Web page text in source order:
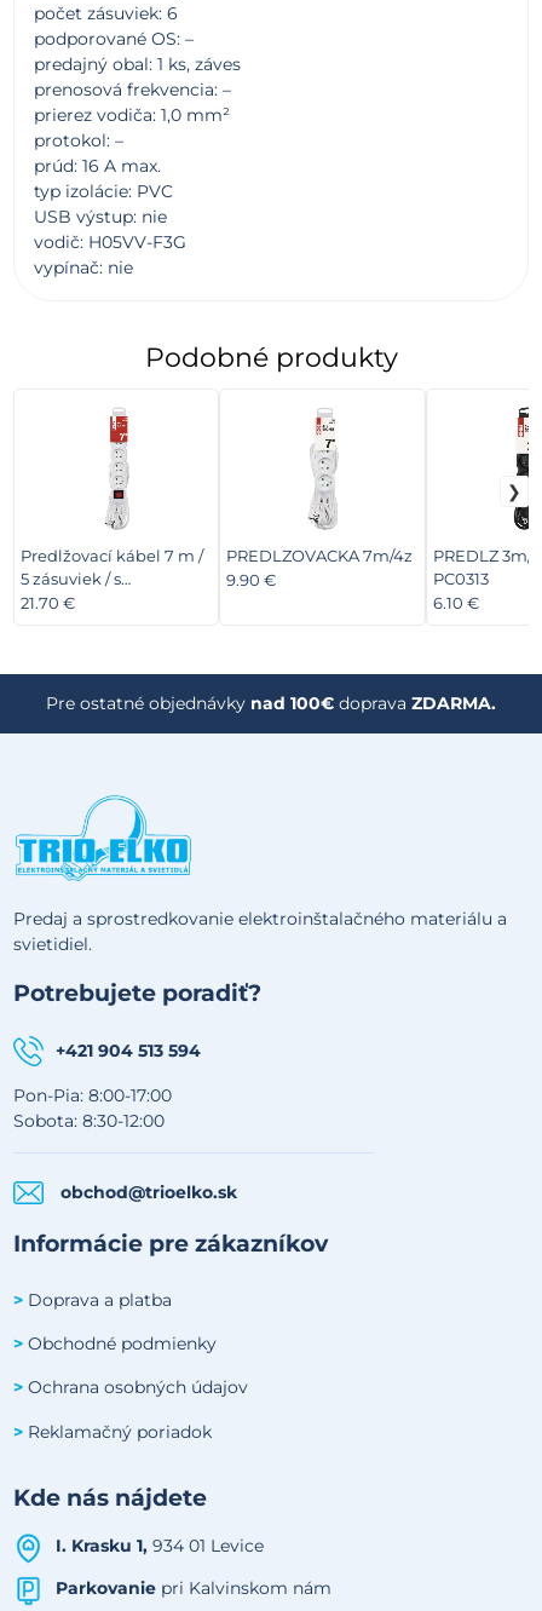
počet zásuviek: 6
podporované OS: –
predajný obal: 1 ks, záves
prenosová frekvencia: –
prierez vodiča: 1,0 mm²
protokol: –
prúd: 16 A max.
typ izolácie: PVC
USB výstup: nie
vodič: H05VV-F3G
vypínač: nie
Podobné produkty
Predlžovací kábel 7 m /
5 zásuviek / s
vypínačom / biely / PVC
21.70 €
PREDLZOVACKA 7m/4z
9.90 €
PREDLZ 3m/
PC0313
6.10 €
Pre ostatné objednávky nad 100€ doprava ZDARMA.
Predaj a sprostredkovanie elektroinštalačného materiálu a
svietidiel.
Potrebujete poradiť?
+421 904 513 594
Pon-Pia: 8:00-17:00
Sobota: 8:30-12:00
obchod@trioelko.sk
Informácie pre zákazníkov
> Doprava a platba
> Obchodné podmienky
> Ochrana osobných údajov
> Reklamačný poriadok
Kde nás nájdete
I. Krasku 1,934 01 Levice
Parkovanie pri Kalvinskom nám